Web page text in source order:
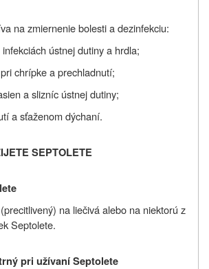
na zmiernenie bolesti a dezinfekciu:
ústnej dutiny a hrdla;
chrípke a prechladnutí;
a slizníc ústnej dutiny;
a sťaženom dýchaní.
SEPTOLETE
na liečivá alebo na niektorú z
Septolete.
pri užívaní Septolete